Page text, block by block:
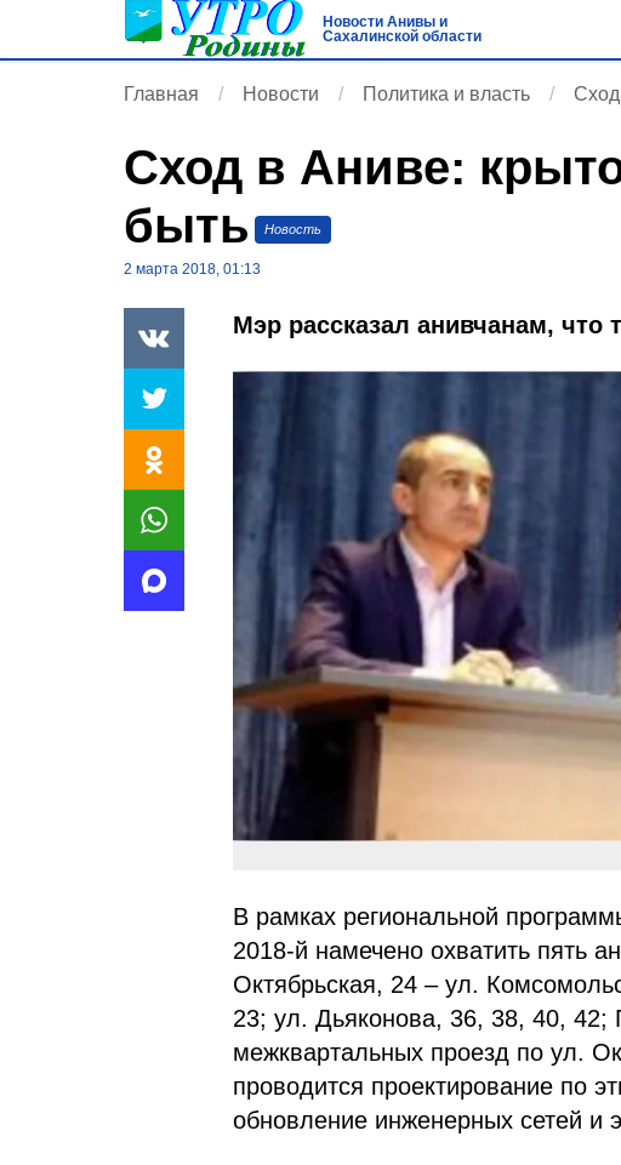
Новости Анивы и
Сахалинской области
Главная Новости Политика и власть Сход
Сход в Аниве:
быть
Новость
2 марта 2018, 01:13
Мэр рассказал анивчанам, что
В рамках региональной
2018-й намечено охватить пять
Октябрьская, 24 – ул.
23; ул. Дьяконова, 36, 38, 40,
межквартальных проезд по ул.
проводится проектирование по
обновление инженерных сетей и